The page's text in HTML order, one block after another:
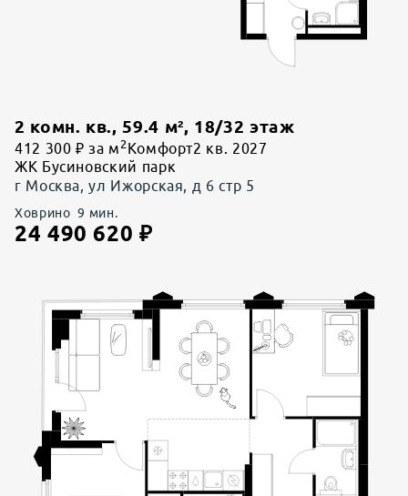
2 комн. кв., 59.4 м², 18/32 этаж
412 300 ₽ за м 2 Комфорт2 кв. 2027
ЖК Бусиновский парк
г Москва, ул Ижорская, д 6 стр 5
Ховрино 9 мин.
24 490 620 ₽